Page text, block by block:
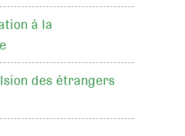
à la
des étrangers